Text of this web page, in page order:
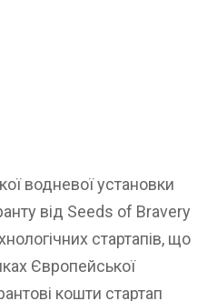
водневої установки
від Seeds of Bravery
стартапів, що
Європейської
кошти стартап